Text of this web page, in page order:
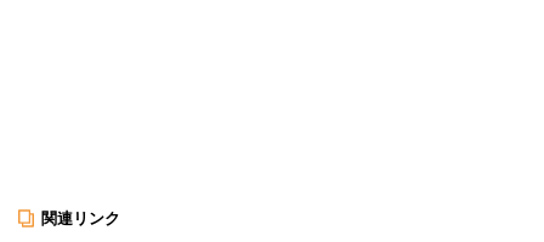
関連リンク